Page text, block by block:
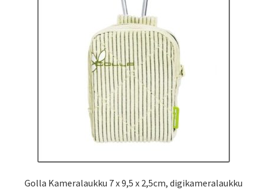
Golla Kameralaukku 7 x 9,5 x 2,5cm, digikameralaukku